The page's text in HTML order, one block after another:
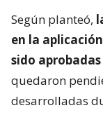
Según planteó,
en la
sido aprobadas
quedaron
desarrolladas